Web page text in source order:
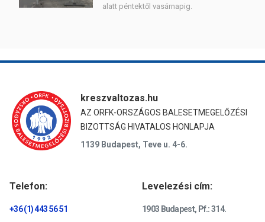
alatt péntektől vasárnapig.
kreszvaltozas.hu
AZ ORFK-ORSZÁGOS BALESETMEGELŐZÉSI
BIZOTTSÁG HIVATALOS HONLAPJA
1139 Budapest, Teve u. 4-6.
Telefon:
+36 (1) 443 56 51
Levelezési cím:
1903 Budapest, Pf.: 314.